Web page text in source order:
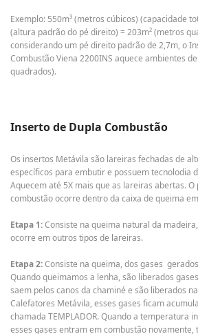
Exemplo: 550m³ (metros cúbicos) (capacidade
(altura padrão do pé direito) = 203m² (metros
considerando um pé direito padrão de 2,7m, o
Combustão Viena 2200INS aquece ambientes
quadrados).
Inserto de Dupla Combustão
Os insertos Metávila são lareiras fechadas de
específicos para embutir e possuem tecnolodia
Aquecem até 5X mais que as lareiras abertas. O
combustão ocorre dentro da caixa de queima
Etapa 1:Consiste na queima natural da
ocorre em outros tipos de lareiras.
Etapa 2:Consiste na queima, dos gases
Quando queimamos a lenha, são liberados
saem pelos canos da chaminé e são liberados
Calefatores Metávila, esses gases ficam
chamada TEMPLADOR. Quando a temperatura
esses gases entram em combustão novamente,